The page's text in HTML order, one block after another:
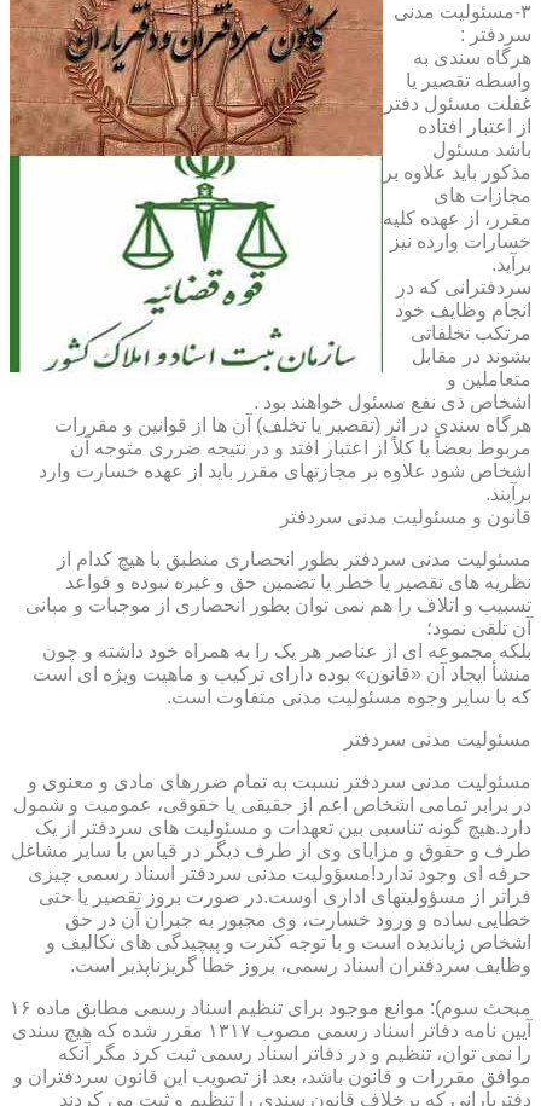
۳-مسئولیت مدنی
سردفتر :
هرگاه سندی به
واسطه تقصیر یا
غفلت مسئول دفتر
از اعتبار افتاده
باشد مسئول
مذکور باید علاوه بر
مجازات های
مقرر، از عهده کلیه
خسارات وارده نیز
برآید.
سردفترانی که در
انجام وظایف خود
مرتکب تخلفاتی
بشوند در مقابل
متعاملین و
اشخاص ذی نفع مسئول خواهند بود .
هرگاه سندی در اثر (تقصیر یا تخلف) آن ها از قوانین و مقررات
مربوط بعضاً یا کلاً از اعتبار افتد و در نتیجه ضرری متوجه آن
اشخاص شود علاوه بر مجازتهای مقرر باید از عهده خسارت وارد
برآیند.
قانون و مسئولیت مدنی سردفتر
مسئولیت مدنی سردفتر بطور انحصاری منطبق با هیچ کدام از
نظریه های تقصیر یا خطر یا تضمین حق و غیره نبوده و قواعد
تسبیب و اتلاف را هم نمی توان بطور انحصاری از موجبات و مبانی
آن تلقی نمود؛
بلکه مجموعه ای از عناصر هر یک را به همراه خود داشته و چون
منشأ ایجاد آن «قانون» بوده دارای ترکیب و ماهیت ویژه ای است
که با سایر وجوه مسئولیت مدنی متفاوت است.
مسئولیت مدنی سردفتر
مسئولیت مدنی سردفتر نسبت به تمام ضررهای مادی و معنوی و
در برابر تمامی اشخاص اعم از حقیقی یا حقوقی، عمومیت و شمول
دارد.هیچ گونه تناسبی بین تعهدات و مسئولیت های سردفتر از یک
طرف و حقوق و مزایای وی از طرف دیگر در قیاس با سایر مشاغل
حرفه ای وجود ندارد!مسؤولیت مدنی سردفتر اسناد رسمی چیزی
فراتر از مسؤولیتهای اداری اوست.در صورت بروز تقصیر یا حتی
خطایی ساده و ورود خسارت، وی مجبور به جبران آن در حق
اشخاص زیاندیده است و با توجه کثرت و پیچیدگی های تکالیف و
وظایف سردفتران اسناد رسمی، بروز خطا گریزناپذیر است.
مبحث سوم): موانع موجود برای تنظیم اسناد رسمی مطابق ماده ۱۶
آیین نامه دفاتر اسناد رسمی مصوب ۱۳۱۷ مقرر شده که هیچ سندی
را نمی توان، تنظیم و در دفاتر اسناد رسمی ثبت کرد مگر آنکه
موافق مقررات و قانون باشد، بعد از تصویب این قانون سردفتران و
دفتریارانی که برخلاف قانون سندی را تنظیم و ثبت می کردند